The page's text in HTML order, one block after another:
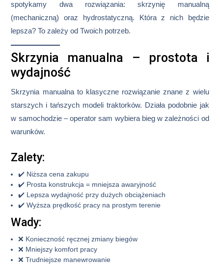
spotykamy dwa rozwiązania: skrzynię manualną
(mechaniczną) oraz hydrostatyczną. Która z nich będzie
lepsza? To zależy od Twoich potrzeb.
Skrzynia manualna – prostota i
wydajność
Skrzynia manualna to klasyczne rozwiązanie znane z wielu
starszych i tańszych modeli traktorków. Działa podobnie jak
w samochodzie – operator sam wybiera bieg w zależności od
warunków.
Zalety:
✔️ Niższa cena zakupu
✔️ Prosta konstrukcja = mniejsza awaryjność
✔️ Lepsza wydajność przy dużych obciążeniach
✔️Wyższa prędkość pracy na prostym terenie
Wady:
❌ Konieczność ręcznej zmiany biegów
❌ Mniejszy komfort pracy
❌ Trudniejsze manewrowanie